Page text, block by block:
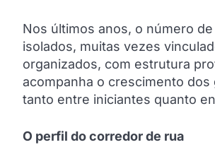
Nos últimos anos, o número
isolados, muitas vezes
organizados, com estrutura
acompanha o crescimento
tanto entre iniciantes quanto
O perfil do corredor de rua